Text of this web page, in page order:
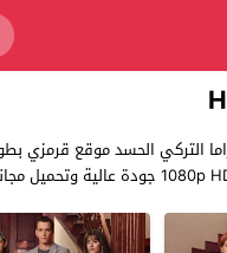
الحسد موقع قرمزي